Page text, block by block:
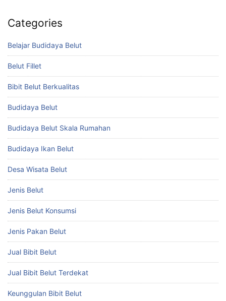
Categories
Belajar Budidaya Belut
Belut Fillet
Bibit Belut Berkualitas
Budidaya Belut
Budidaya Belut Skala Rumahan
Budidaya Ikan Belut
Desa Wisata Belut
Jenis Belut
Jenis Belut Konsumsi
Jenis Pakan Belut
Jual Bibit Belut
Jual Bibit Belut Terdekat
Keunggulan Bibit Belut